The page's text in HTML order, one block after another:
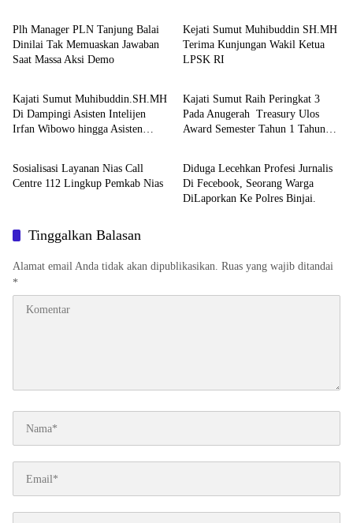
Plh Manager PLN Tanjung Balai
Dinilai Tak Memuaskan Jawaban
Saat Massa Aksi Demo
Kejati Sumut Muhibuddin SH.MH
Terima Kunjungan Wakil Ketua
LPSK RI
Berita
Kajati Sumut Muhibuddin.SH.MH
Di Dampingi Asisten Intelijen
Irfan Wibowo hingga Asisten
Berita
Kajati Sumut Raih Peringkat 3
Pada Anugerah Treasury Ulos
Award Semester Tahun 1 Tahun
Berita
Sosialisasi Layanan Nias Call
Centre 112 Lingkup Pemkab Nias
Berita
Diduga Lecehkan Profesi Jurnalis
Di Fecebook, Seorang Warga
DiLaporkan Ke Polres Binjai.
Tinggalkan Balasan
Alamat email Anda tidak akan dipublikasikan. Ruas yang wajib ditandai
*